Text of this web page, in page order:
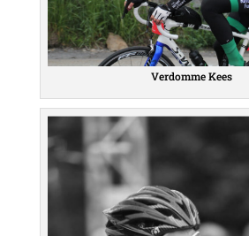
Verdomme Kees